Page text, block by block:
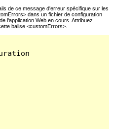
de ce message d'erreur spécifique sur les
dans un fichier de configuration
l'application Web en cours. Attribuez
balise <customErrors>.